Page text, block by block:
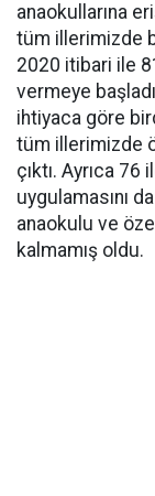
anaokullarına
tüm illerimizde
2020 itibari ile
vermeye
ihtiyaca göre
tüm illerimizde
çıktı. Ayrıca
uygulamasını
anaokulu ve
kalmamış oldu.